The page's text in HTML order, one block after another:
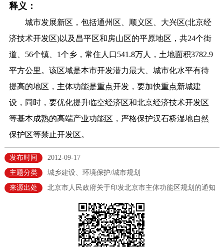
各区热点
政务公开
市领导 机构职能 政策服务
政策兑现 政策解读 回应关切
决策公开 专题公开
个人服务 法人服务
阳光政务
释义：
城市发展新区，包括通州区、顺义区、大兴区(北京经
济技术开发区)以及昌平区和房山区的平原地区，共24个街
道、56个镇、1个乡，常住人口541.8万人，土地面积3782.9
平方公里。该区域是本市开发潜力最大、城市化水平有待
提高的地区，主体功能是重点开发，要加快重点新城建
设，同时，要优化提升临空经济区和北京经济技术开发区
等基本成熟的高端产业功能区，严格保护汉石桥湿地自然
保护区等禁止开发区。
发布时间
2012-09-17
主题分类
城乡建设、环境保护/城市规划
来源出处
北京市人民政府关于印发北京市主体功能区规划的通知